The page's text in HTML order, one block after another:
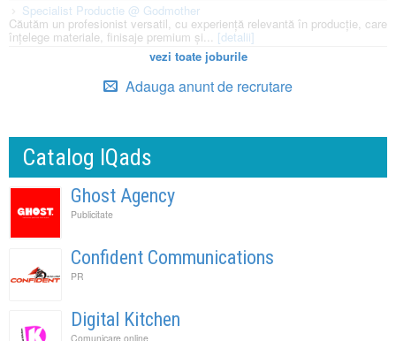
Specialist Productie @ Godmother
Căutăm un profesionist versatil, cu experiență relevantă în producție, care
înțelege materiale, finisaje premium și... [detalii]
vezi toate joburile
Adauga anunt de recrutare
Catalog IQads
Ghost Agency
Publicitate
Confident Communications
PR
Digital Kitchen
Comunicare online